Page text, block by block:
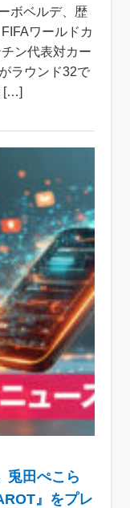
ボベルデ、歴
ワールドカ
ン代表対カー
ラウンド32で
[…]
兎田ぺこら
』をプレ